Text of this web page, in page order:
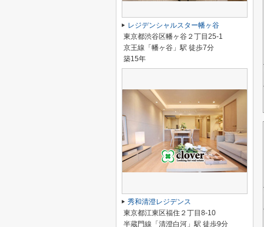
レジデンシャルスター幡ヶ谷
東京都渋谷区幡ヶ谷２丁目25-1
京王線「幡ヶ谷」駅 徒歩7分
築15年
秀和清澄レジデンス
東京都江東区福住２丁目8-10
半蔵門線「清澄白河」駅 徒歩9分